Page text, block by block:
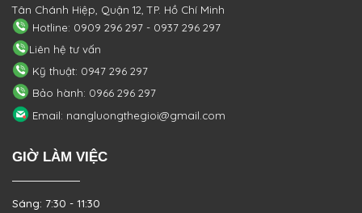
Tân Chánh Hiệp, Quận 12, TP. Hồ Chí Minh
Hotline: 0909 296 297 - 0937 296 297
Liên hệ tư vấn
Kỹ thuật: 0947 296 297
Bảo hành: 0966 296 297
Email: nangluongthegioi@gmail.com
GIỜ LÀM VIỆC
Sáng: 7:30 - 11:30